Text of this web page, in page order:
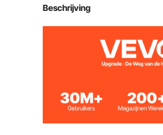
Artikelmodelnummer
Kleur
Beschrijving